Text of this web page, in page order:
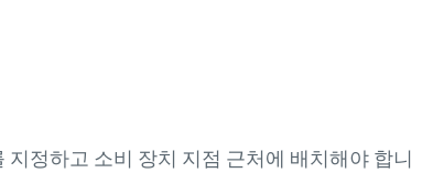
정하고 소비 장치 지점 근처에 배치해야 합니